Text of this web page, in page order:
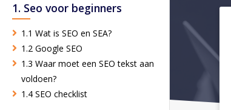
1. Seo voor beginners
1.1 Wat is SEO en SEA?
1.2 Google SEO
1.3 Waar moet een SEO tekst aan
voldoen?
1.4 SEO checklist